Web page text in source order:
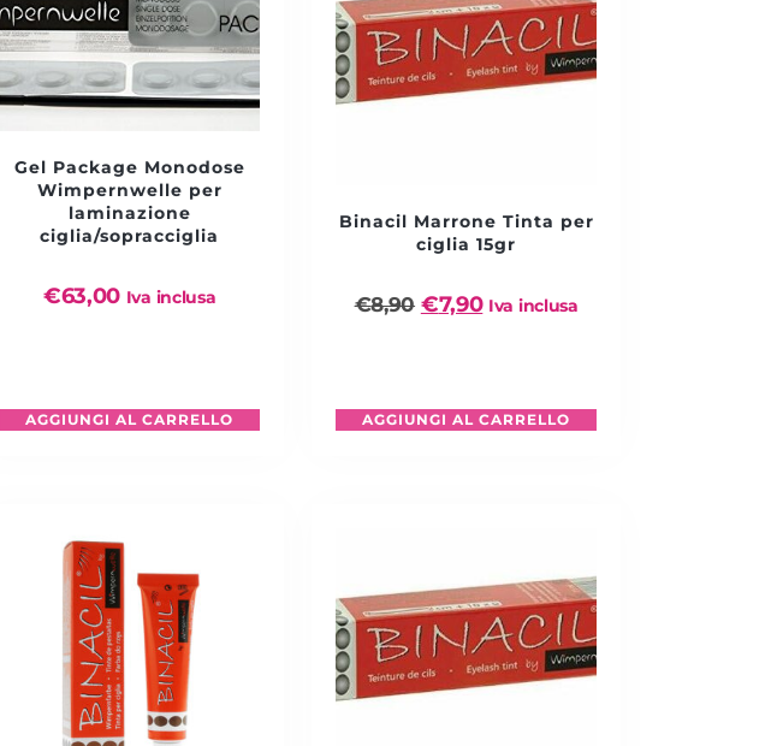
Gel Package Monodose
Wimpernwelle per
laminazione
ciglia/sopracciglia
€63,00 Iva inclusa
AGGIUNGI AL CARRELLO
Binacil Marrone Tinta per
ciglia 15gr
€8,90 €7,90 Iva inclusa
AGGIUNGI AL CARRELLO